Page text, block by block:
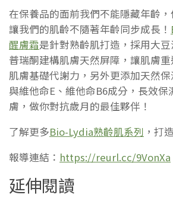
在保養品的面前我們不能隱藏年齡
讓我們的肌齡不隨著年齡同步成長！
醒膚霜是針對熟齡肌打造，採用大
普瑞酮建構肌膚天然屏障，讓肌膚
肌膚基礎代謝力，另外更添加天然
與維他命E、維他命B6成分，長效保
膚，做你對抗歲月的最佳夥伴！
了解更多Bio-Lydia熟齡肌系列 ，打
報導連結： https://reurl.cc/9VonXa
延伸閱讀